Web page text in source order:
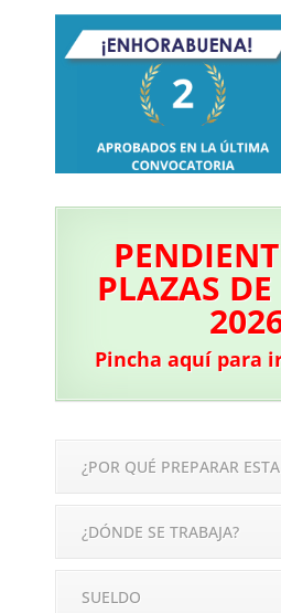
PLAZAS
Pincha aquí para
¿POR QUÉ PREPARAR
¿DÓNDE SE TRABAJA?
SUELDO